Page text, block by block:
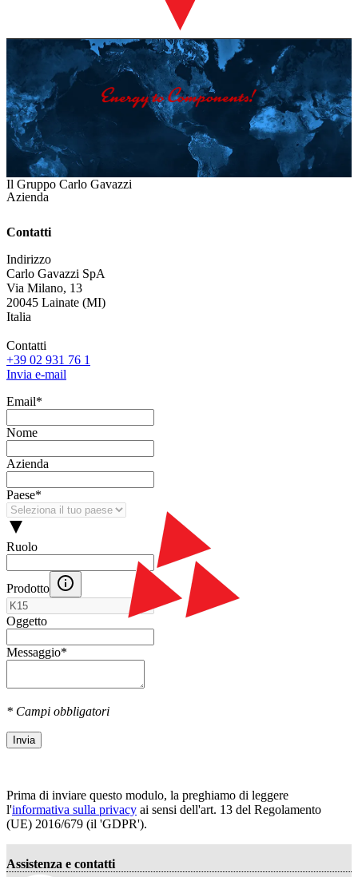
Il Gruppo Carlo Gavazzi
Azienda
Contatti
Indirizzo
Carlo Gavazzi SpA
Via Milano, 13
20045 Lainate (MI)
Italia
Contatti
+39 02 931 76 1
Invia e-mail
Email*
Nome
Azienda
Paese*
Ruolo
Prodotto
Oggetto
Messaggio*
* Campi obbligatori
Invia
Prima di inviare questo modulo, la preghiamo di leggere
l'informativa sulla privacy ai sensi dell'art. 13 del Regolamento
(UE) 2016/679 (il 'GDPR').
Assistenza e contatti